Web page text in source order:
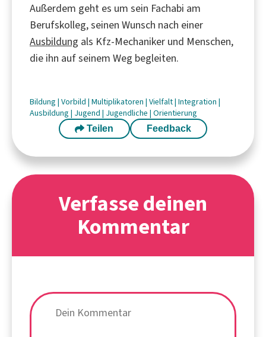
Außerdem geht es um sein Fachabi am
Berufskolleg, seinen Wunsch nach einer
Ausbildung als Kfz-Mechaniker und Menschen,
die ihn auf seinem Weg begleiten.
Bildung | Vorbild | Multiplikatoren | Vielfalt| Integration |
Ausbildung | Jugend | Jugendliche | Orientierung
Teilen Feedback
Verfasse deinen
Kommentar